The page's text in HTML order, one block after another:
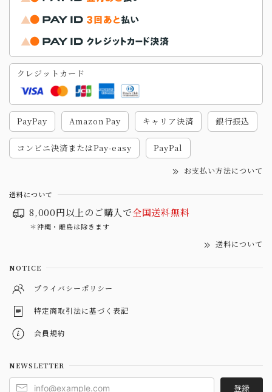
クレジットカード
PayPay Amazon Pay キャリア決済 銀行振込
コンビニ決済またはPay-easy PayPal
お支払い方法について
送料について
8,000円以上のご購入で全国送料無料
＊沖縄・離島は除きます
送料について
NOTICE
プライバシーポリシー
特定商取引法に基づく表記
会員規約
NEWSLETTER
登録